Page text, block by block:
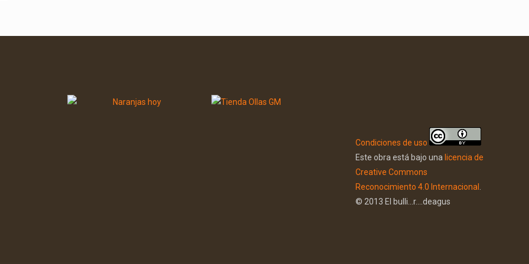
Condiciones de uso
Este obra está bajo una licencia de
Creative Commons
Reconocimiento 4.0 Internacional
© 2013 El bulli...r....deagus